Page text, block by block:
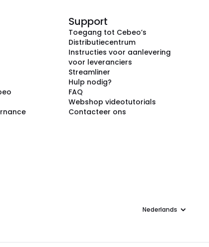
Support
Toegang tot Cebeo’s
Distributiecentrum
Instructies voor aanlevering
voor leveranciers
Streamliner
Hulp nodig?
FAQ
Webshop videotutorials
Contacteer ons
Taal